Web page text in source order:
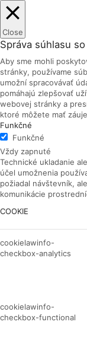
Close
Správa súhlasu
Aby sme mohli
stránky, používame
umožní spracovávať
pomáhajú zlepšovať
webovej stránky a
ktoré môžete mať
Funkčné
Funkčné
Vždy zapnuté
Technické ukladanie
účel umožnenia
požiadal návštevník,
komunikácie
COOKIE
cookielawinfo-
checkbox-analytics
cookielawinfo-
checkbox-functional